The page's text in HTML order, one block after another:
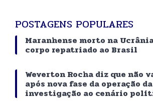
POSTAGENS POPULARES
Maranhense morto na
corpo repatriado ao Brasil
Weverton Rocha diz que não
após nova fase da operação
investigação ao cenário